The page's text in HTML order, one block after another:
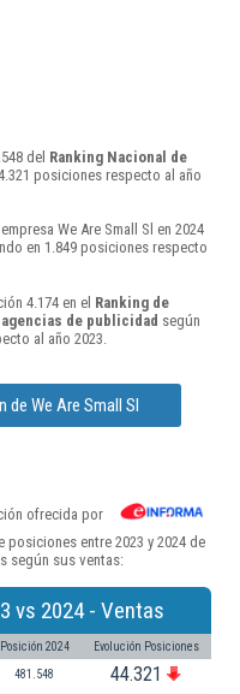
del Ranking Nacional de
posiciones respecto al año
We Are Small Sl en 2024
en 1.849 posiciones respecto
4.174 en el Ranking de
de publicidad según
al año 2023.
We Are Small Sl
ofrecida por
entre 2023 y 2024 de
según sus ventas:
vs 2024 - Ventas
Posición 2024 Evolución Posiciones
481.548 44.321